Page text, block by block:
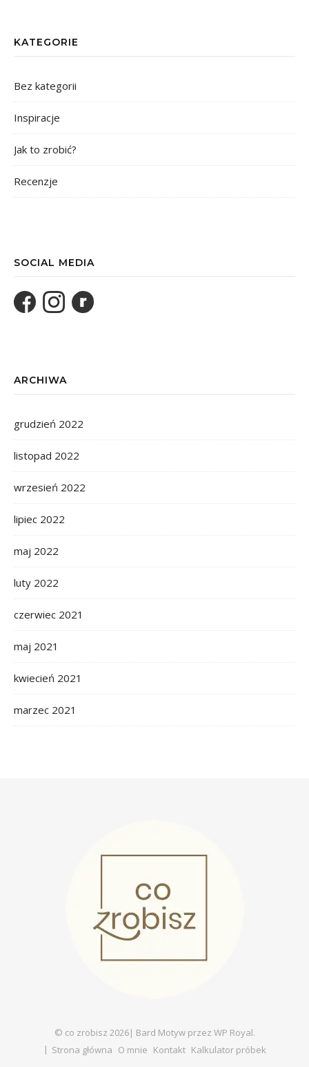
KATEGORIE
Bez kategorii
Inspiracje
Jak to zrobić?
Recenzje
SOCIAL MEDIA
ARCHIWA
grudzień 2022
listopad 2022
wrzesień 2022
lipiec 2022
maj 2022
luty 2022
czerwiec 2021
maj 2021
kwiecień 2021
marzec 2021
© co zrobisz 2026| Bard Motyw przez WP Royal.
Strona główna O mnie Kontakt Kalkulator próbek